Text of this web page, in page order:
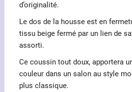
d’originalité.
Le dos de la housse est en
tissu beige fermé par un lien de
assorti.
Ce coussin tout doux, apportera
couleur dans un salon au style
plus classique.